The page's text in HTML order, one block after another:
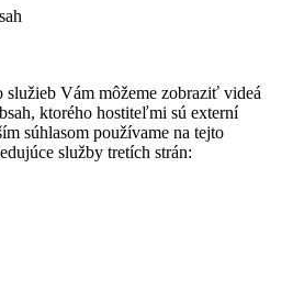
Vám môžeme zobraziť videá
ktorého hostiteľmi sú externí
súhlasom používame na tejto
služby tretích strán: